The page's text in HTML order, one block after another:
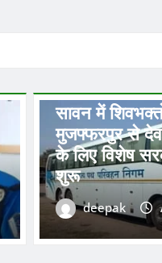
सावन में
मुजफ्फरपुर से
के लिए विशेष
शुरू
deepak